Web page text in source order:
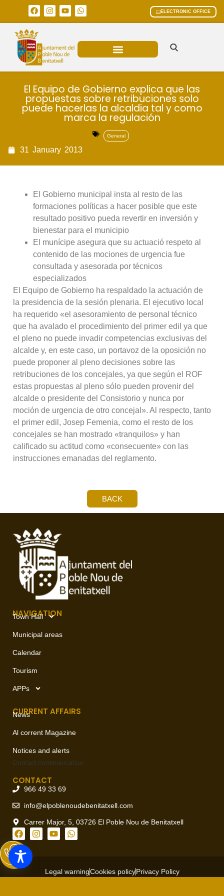
ELECTRONIC OFFICE
El Equipo de Gobierno explica que las
propuestas sobre retribuciones solo
puede hacerlas la alcaldia tal y como
marca la regulación
General
31 January 2013
El Gobierno municipal insta al resto de las
formaciones políticas a hacer posible que este
resultado positivo pueda revertir en inversión y
bienestar para el municipio
El munícipe asegura que su actuació respeto al
contenido de las mociones de urgencia fue
consultada y asesorada por técnicos
especializados
El Equipo de Gobierno ha respaldado la actuación de
la presidencia de la sesión plenaria. El ejecutivo local
ha requerido «el asesoramiento de personal técnico
que ha avalado el procedimiento del primer edil ya que
el pleno no puede invadir competencias exclusivas del
alcalde y, en este caso, un portavoz de la oposición no
puede proponer al pleno decisiones sobre las
retribuciones de los concejales, ya que según el ROF
estas propuestas al pleno sólo pueden provenir del
alcalde o presidente del Consistorio y nunca por
moción de urgencia de otro concejal». Al respecto, tanto
el primer edil, Josep Femenia, como el resto de los
concejales se han mostrado «tranquilos» y han
calificado su actitud como «consecuente» con las
instrucciones emanadas del reglamento.
BACK
NAVIGATION
Town Hall
Municipal areas
Calendar
Tourism
APPs
CURRENT AFFAIRS
News
Al corrent Magazine
Notices and alerts
Contact communication
CONTACT
966 49 33 69
info@elpoblenoudebenitatxell.com
Carrer Major, 5, 03726 El Poble Nou de Benitatxell
Legal warningCookies policyPrivacy Policy